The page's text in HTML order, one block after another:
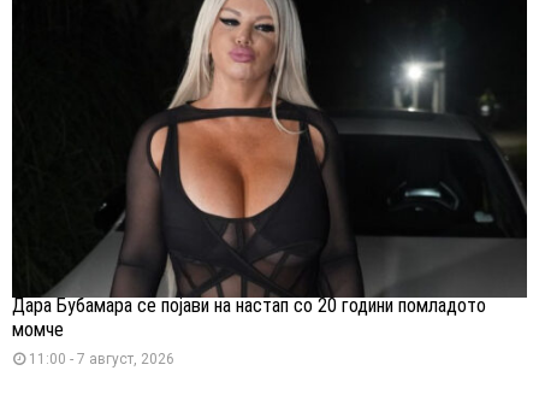
Дара Бубамара се појави на настап со 20 години помладото
момче
11:00 - 7 август, 2026